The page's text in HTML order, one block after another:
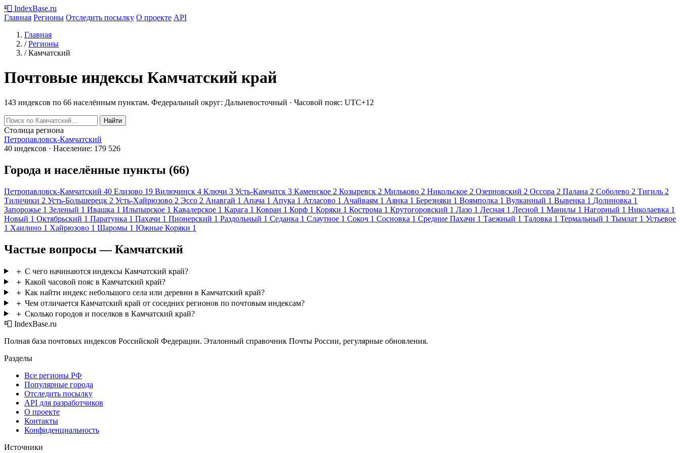
📮 IndexBase.ru
Главная Регионы Отследить посылку О проекте API
Главная
/ Регионы
/ Камчатский
Почтовые индексы Камчатский край
143 индексов по 66 населённым пунктам. Федеральный округ: Дальневосточный · Часовой пояс: UTC+12
Найти
Столица региона
Петропавловск-Камчатский
40 индексов · Население: 179 526
Города и населённые пункты (66)
Петропавловск-Камчатский 40 Елизово 19 Вилючинск 4 Ключи 3 Усть-Камчатск 3 Каменское 2 Козыревск 2 Мильково 2 Никольское 2 Озерновский 2 Оссора 2 Палана 2 Соболево 2 Тигиль 2
Тиличики 2 Усть-Большерецк 2 Усть-Хайрюзово 2 Эссо 2 Анавгай 1 Апача 1 Апука 1 Атласово 1 Ачайваям 1 Аянка 1 Березняки 1 Воямполка 1 Вулканный 1 Вывенка 1 Долиновка 1
Запорожье 1 Зеленый 1 Ивашка 1 Ильпырское 1 Кавалерское 1 Карага 1 Ковран 1 Корф 1 Коряки 1 Кострома 1 Крутогоровский 1 Лазо 1 Лесная 1 Лесной 1 Манилы 1 Нагорный 1 Николаевка 1
Новый 1 Октябрьский 1 Паратунка 1 Пахачи 1 Пионерский 1 Раздольный 1 Седанка 1 Слаутное 1 Сокоч 1 Сосновка 1 Средние Пахачи 1 Таежный 1 Таловка 1 Термальный 1 Тымлат 1 Устьевое
1 Хаилино 1 Хайрюзово 1 Шаромы 1 Южные Коряки 1
Частые вопросы — Камчатский
＋ С чего начинаются индексы Камчатский край?
＋ Какой часовой пояс в Камчатский край?
＋ Как найти индекс небольшого села или деревни в Камчатский край?
＋ Чем отличается Камчатский край от соседних регионов по почтовым индексам?
＋ Сколько городов и поселков в Камчатский край?
📮 IndexBase.ru
Полная база почтовых индексов Российской Федерации. Эталонный справочник Почты России, регулярные обновления.
Разделы
Все регионы РФ
Популярные города
Отследить посылку
API для разработчиков
О проекте
Контакты
Конфиденциальность
Источники